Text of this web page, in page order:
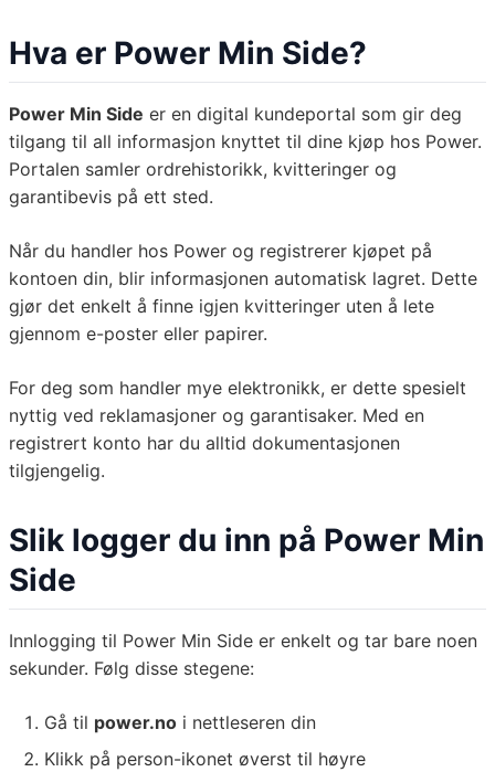
Hva er Power Min Side?
Power Min Side er en digital kundeportal som gir deg
tilgang til all informasjon knyttet til dine kjøp hos Power.
Portalen samler ordrehistorikk, kvitteringer og
garantibevis på ett sted.
Når du handler hos Power og registrerer kjøpet på
kontoen din, blir informasjonen automatisk lagret. Dette
gjør det enkelt å finne igjen kvitteringer uten å lete
gjennom e-poster eller papirer.
For deg som handler mye elektronikk, er dette spesielt
nyttig ved reklamasjoner og garantisaker. Med en
registrert konto har du alltid dokumentasjonen
tilgjengelig.
Slik logger du inn på Power Min
Side
Innlogging til Power Min Side er enkelt og tar bare noen
sekunder. Følg disse stegene:
Gå til power.no i nettleseren din
Klikk på person-ikonet øverst til høyre